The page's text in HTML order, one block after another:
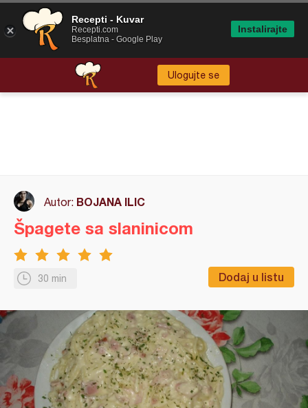
Ulogujte se
Autor: BOJANA ILIC
30 min Dodaj u listu
Špagete sa slaninicom
Recepti - Kuvar
Recepti.com
Besplatna - Google Play
Instalirajte